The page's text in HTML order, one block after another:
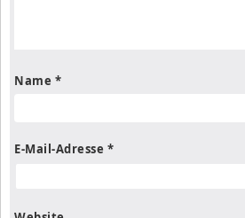
Name *
E-Mail-Adresse *